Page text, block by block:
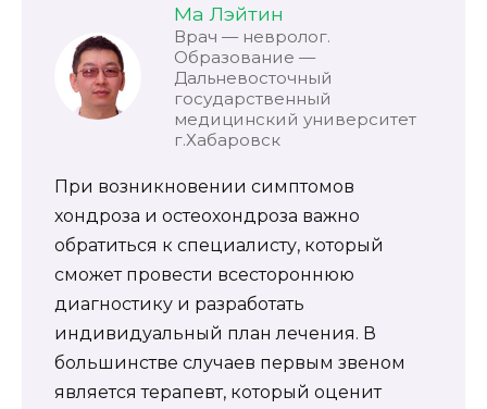
Ма Лэйтин
Врач — невролог.
Образование —
Дальневосточный
государственный
медицинский университет
г.Хабаровск
При возникновении симптомов
хондроза и остеохондроза важно
обратиться к специалисту, который
сможет провести всестороннюю
диагностику и разработать
индивидуальный план лечения. В
большинстве случаев первым звеном
является терапевт, который оценит